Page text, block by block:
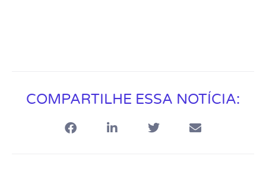
COMPARTILHE ESSA NOTÍCIA: